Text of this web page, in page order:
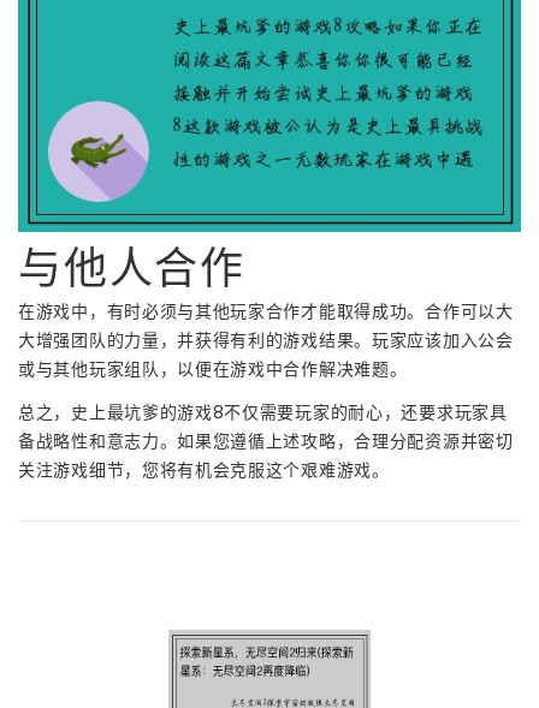
与他人合作
在游戏中，有时必须与其他玩家合作才能取得成功。合作可以大
大增强团队的力量，并获得有利的游戏结果。玩家应该加入公会
或与其他玩家组队，以便在游戏中合作解决难题。
总之，史上最坑爹的游戏8不仅需要玩家的耐心，还要求玩家具
备战略性和意志力。如果您遵循上述攻略，合理分配资源并密切
关注游戏细节，您将有机会克服这个艰难游戏。